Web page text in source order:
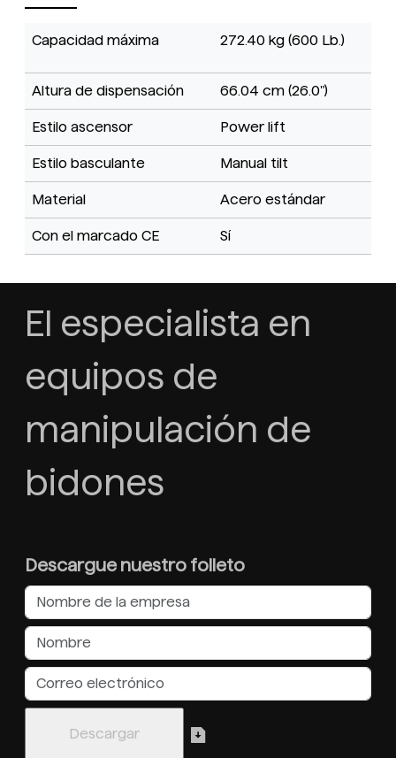
Capacidad máxima 272.40 kg (600 Lb.)
Altura de dispensación 66.04 cm (26.0")
Estilo ascensor Power lift
Estilo basculante Manual tilt
Material Acero estándar
Con el marcado CE Sí
El especialista en
equipos de
manipulación de
bidones
Descargue nuestro folleto